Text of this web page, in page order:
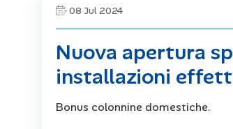
08 Jul 2024
Nuova apertura
installazioni
Bonus colonnine domestiche.